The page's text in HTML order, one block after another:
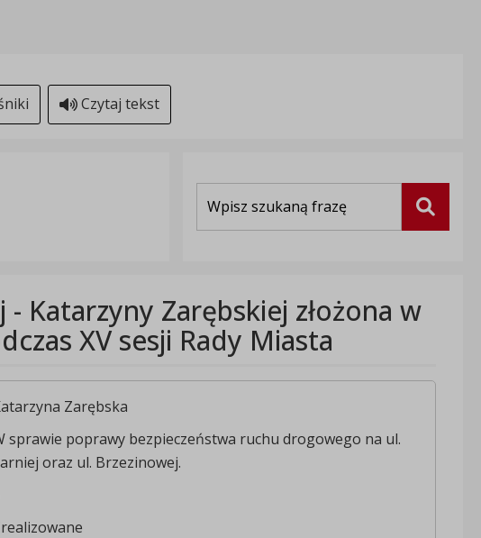
Czytaj tekst
Szukaj
Katarzyny Zarębskiej złożona w
XV sesji Rady Miasta
Zarębska
sprawie poprawy bezpieczeństwa ruchu drogowego na ul.
oraz ul. Brzezinowej.